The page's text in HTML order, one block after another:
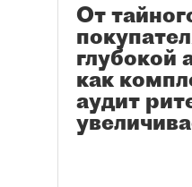
От
глубокой
как
аудит